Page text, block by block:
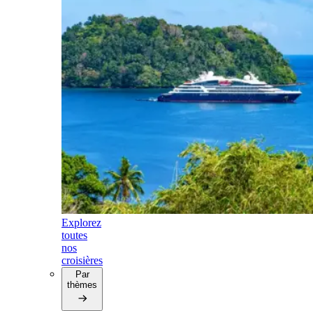
Explorez
toutes
nos
croisières
Par
thèmes